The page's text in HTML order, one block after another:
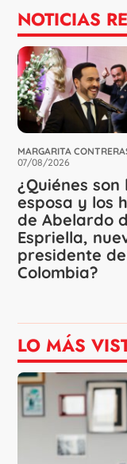
NOTICIAS
MARGARITA
07/08/2026
¿Quiénes son
esposa y los
de Abelardo
Espriella,
presidente de
Colombia?
LO MÁS